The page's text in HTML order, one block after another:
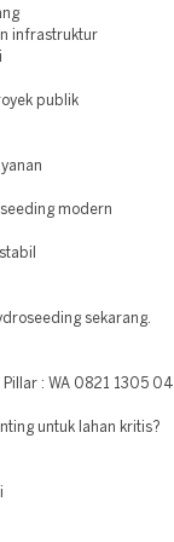
infrastruktur
publik
modern
sekarang.
Pillar : WA 0821 1305
untuk lahan kritis?